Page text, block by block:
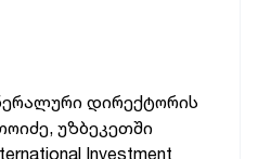
დირექტორის
უზბეკეთში
Investment